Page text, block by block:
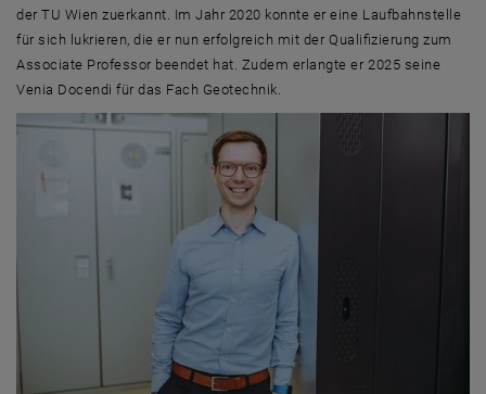
der TU Wien zuerkannt. Im Jahr 2020 konnte er eine Laufbahnstelle
für sich lukrieren, die er nun erfolgreich mit der Qualifizierung zum
Associate Professor beendet hat. Zudem erlangte er 2025 seine
Venia Docendi für das Fach Geotechnik.